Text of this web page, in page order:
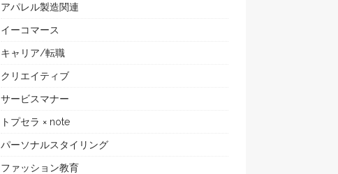
アパレル製造関連
イーコマース
キャリア/転職
クリエイティブ
サービスマナー
トプセラ × note
パーソナルスタイリング
ファッション教育